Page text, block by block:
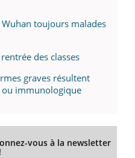
toujours malades
des classes
graves résultent
ou immunologique
vous à la newsletter
!